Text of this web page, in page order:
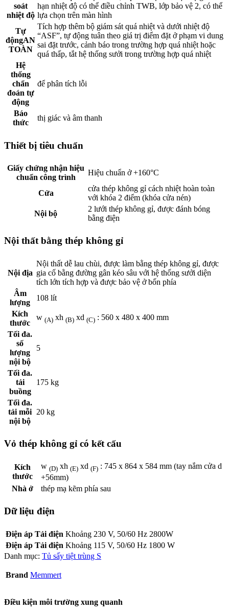
soát
nhiệt độ
hạn nhiệt độ có thể điều chỉnh TWB, lớp bảo vệ 2, có thể
lựa chọn trên màn hình
Tự
độngAN
TOÀN
Tích hợp thêm bộ giám sát quá nhiệt và dưới nhiệt độ
“ASF”, tự động tuân theo giá trị điểm đặt ở phạm vi dung
sai đặt trước, cảnh báo trong trường hợp quá nhiệt hoặc
quá thấp, tắt hệ thống sưởi trong trường hợp quá nhiệt
Hệ
thống
chẩn
đoán tự
động
để phân tích lỗi
Báo
thức
thị giác và âm thanh
Thiết bị tiêu chuẩn
Giấy chứng nhận hiệu
chuẩn công trình
Hiệu chuẩn ở +160°C
Cửa
cửa thép không gỉ cách nhiệt hoàn toàn
với khóa 2 điểm (khóa cửa nén)
Nội bộ
2 lưới thép không gỉ, được đánh bóng
bằng điện
Nội thất bằng thép không gỉ
Nội địa
Nội thất dễ lau chùi, được làm bằng thép không gỉ, được
gia cố bằng đường gân kéo sâu với hệ thống sưởi diện
tích lớn tích hợp và được bảo vệ ở bốn phía
Âm
lượng
108 lít
Kích
thước
w (A) xh (B) xd (C) : 560 x 480 x 400 mm
Tối đa.
số
lượng
nội bộ
5
Tối đa.
tải
buồng
175 kg
Tối đa.
tải mỗi
nội bộ
20 kg
Vỏ thép không gỉ có kết cấu
Kích
thước
w (D) xh (E) xd (F) : 745 x 864 x 584 mm (tay nắm cửa d
+56mm)
Nhà ở
thép mạ kẽm phía sau
Dữ liệu điện
Điện áp Tải điện Khoảng 230 V, 50/60 Hz 2800W
Điện áp Tải điện Khoảng 115 V, 50/60 Hz 1800 W
Danh mục: Tủ sấy tiệt trùng S
Brand Memmert
Điều kiện môi trường xung quanh